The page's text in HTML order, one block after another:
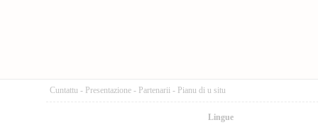
Cuntattu - Presentazione - Partenarii - Pianu di u situ
Lingue